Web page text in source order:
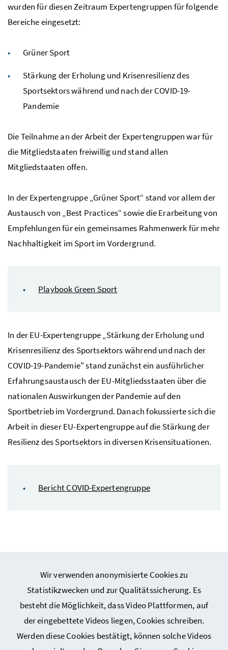
Wir verwenden anonymisierte Cookies zu
Statistikzwecken und zur Qualitätssicherung. Es
besteht die Möglichkeit, dass Video Plattformen, auf
der eingebettete Videos liegen, Cookies schreiben.
Werden diese Cookies bestätigt, können solche Videos
wurden für diesen Zeitraum Expertengruppen für folgende
Bereiche eingesetzt:
Grüner Sport
Stärkung der Erholung und Krisenresilienz des
Sportsektors während und nach der COVID-19-
Pandemie
Die Teilnahme an der Arbeit der Expertengruppen war für
die Mitgliedstaaten freiwillig und stand allen
Mitgliedstaaten offen.
In der Expertengruppe „Grüner Sport“ stand vor allem der
Austausch von „Best Practices“ sowie die Erarbeitung von
Empfehlungen für ein gemeinsames Rahmenwerk für mehr
Nachhaltigkeit im Sport im Vordergrund.
Playbook Green Sport
In der EU-Expertengruppe „Stärkung der Erholung und
Krisenresilienz des Sportsektors während und nach der
COVID-19-Pandemie" stand zunächst ein ausführlicher
Erfahrungsaustausch der EU-Mitgliedsstaaten über die
nationalen Auswirkungen der Pandemie auf den
Sportbetrieb im Vordergrund. Danach fokussierte sich die
Arbeit in dieser EU-Expertengruppe auf die Stärkung der
Resilienz des Sportsektors in diversen Krisensituationen.
Bericht COVID-Expertengruppe
Webseiten Kunst und Kultur
Webseiten Sport
Service